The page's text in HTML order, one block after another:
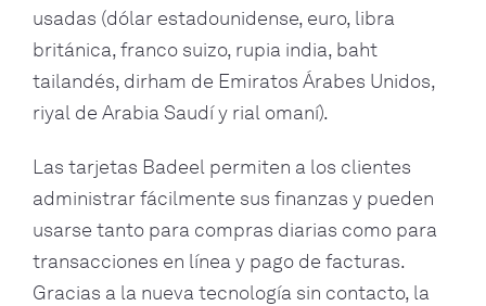
usadas (dólar estadounidense, euro, libra
británica, franco suizo, rupia india, baht
tailandés, dirham de Emiratos Árabes Unidos,
riyal de Arabia Saudí y rial omaní).
Las tarjetas Badeel permiten a los clientes
administrar fácilmente sus finanzas y pueden
usarse tanto para compras diarias como para
transacciones en línea y pago de facturas.
Gracias a la nueva tecnología sin contacto, la